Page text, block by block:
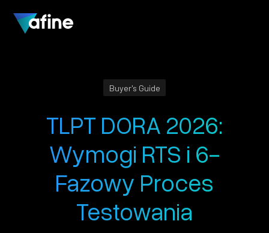
Buyer's Guide
TLPT DORA 2026:
Wymogi RTS i 6-
Fazowy Proces
Testowania